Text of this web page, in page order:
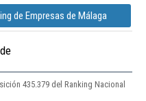
de Empresas de Málaga
435.379 del Ranking Nacional